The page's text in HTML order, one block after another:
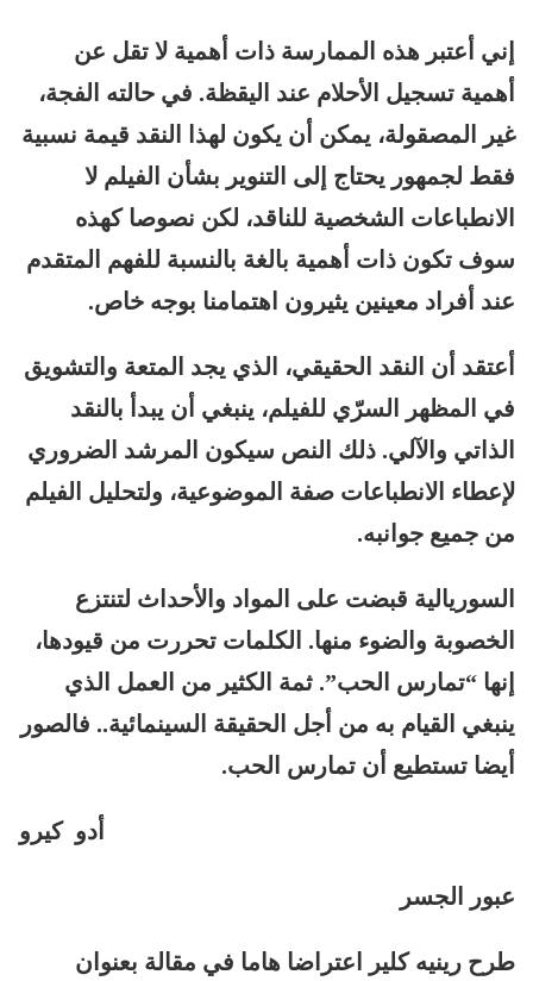
إني أعتبر هذه الممارسة ذات أهمية لا تقل عن
أهمية تسجيل الأحلام عند اليقظة. في حالته الفجة،
غير المصقولة، يمكن أن يكون لهذا النقد قيمة نسبية
فقط لجمهور يحتاج إلى التنوير بشأن الفيلم لا
الانطباعات الشخصية للناقد، لكن نصوصا كهذه
سوف تكون ذات أهمية بالغة بالنسبة للفهم المتقدم
عند أفراد معينين يثيرون اهتمامنا بوجه خاص.
أعتقد أن النقد الحقيقي، الذي يجد المتعة والتشويق
في المظهر السرّي للفيلم، ينبغي أن يبدأ بالنقد
الذاتي والآلي. ذلك النص سيكون المرشد الضروري
لإعطاء الانطباعات صفة الموضوعية، ولتحليل الفيلم
من جميع جوانبه.
السوريالية قبضت على المواد والأحداث لتنتزع
الخصوبة والضوء منها. الكلمات تحررت من قيودها،
إنها “تمارس الحب”. ثمة الكثير من العمل الذي
ينبغي القيام به من أجل الحقيقة السينمائية.. فالصور
أيضا تستطيع أن تمارس الحب.
أدو كيرو
عبور الجسر
طرح رينيه كلير اعتراضا هاما في مقالة بعنوان